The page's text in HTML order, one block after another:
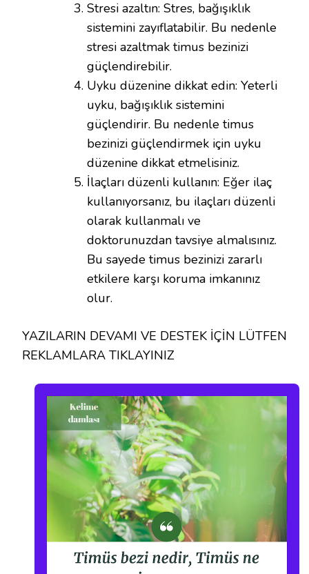
Stresi azaltın: Stres, bağışıklık
sistemini zayıflatabilir. Bu nedenle
stresi azaltmak timus bezinizi
güçlendirebilir.
Uyku düzenine dikkat edin: Yeterli
uyku, bağışıklık sistemini
güçlendirir. Bu nedenle timus
bezinizi güçlendirmek için uyku
düzenine dikkat etmelisiniz.
İlaçları düzenli kullanın: Eğer ilaç
kullanıyorsanız, bu ilaçları düzenli
olarak kullanmalı ve
doktorunuzdan tavsiye almalısınız.
Bu sayede timus bezinizi zararlı
etkilere karşı koruma imkanınız
olur.
YAZILARIN DEVAMI VE DESTEK İÇİN LÜTFEN
REKLAMLARA TIKLAYINIZ